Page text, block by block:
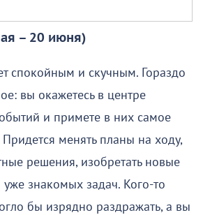
– 20 июня)
спокойным и скучным. Гораздо
вы окажетесь в центре
и примете в них самое
Придется менять планы на ходу,
решения, изобретать новые
знакомых задач. Кого-то
бы изрядно раздражать, а вы